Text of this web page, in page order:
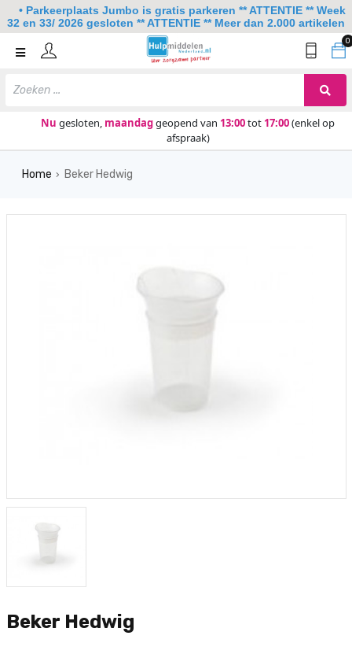
0
Nu gesloten, maandaggeopend van 13:00tot 17:00(enkel op
afspraak)
Home
Keuken
Home › Beker Hedwig
Beker Hedwig
• Parkeerplaats Jumbo is gratis parkeren ** ATTENTIE ** Week
32 en 33/ 2026 gesloten ** ATTENTIE ** Meer dan 2.000 artikelen